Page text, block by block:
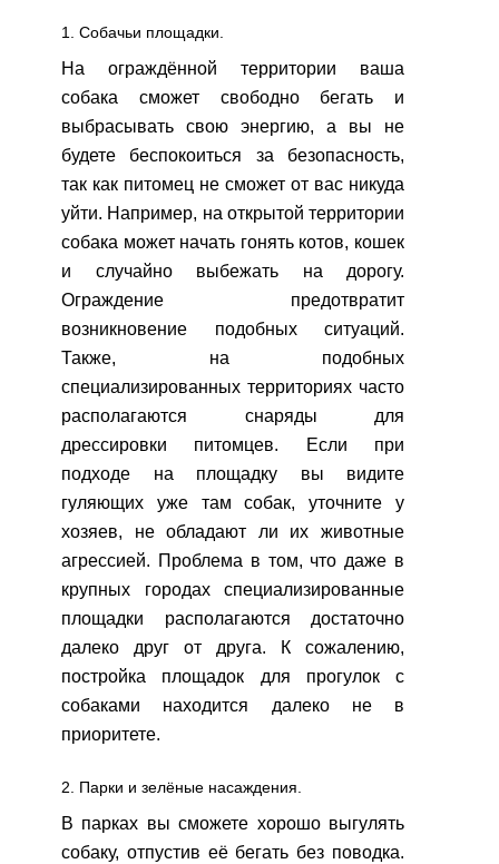
1. Собачьи площадки.
На ограждённой территории ваша
собака сможет свободно бегать и
выбрасывать свою энергию, а вы не
будете беспокоиться за безопасность,
так как питомец не сможет от вас никуда
уйти. Например, на открытой территории
собака может начать гонять котов, кошек
и случайно выбежать на дорогу.
Ограждение предотвратит
возникновение подобных ситуаций.
Также, на подобных
специализированных территориях часто
располагаются снаряды для
дрессировки питомцев. Если при
подходе на площадку вы видите
гуляющих уже там собак, уточните у
хозяев, не обладают ли их животные
агрессией. Проблема в том, что даже в
крупных городах специализированные
площадки располагаются достаточно
далеко друг от друга. К сожалению,
постройка площадок для прогулок с
собаками находится далеко не в
приоритете.
2. Парки и зелёные насаждения.
В парках вы сможете хорошо выгулять
собаку, отпустив её бегать без поводка.